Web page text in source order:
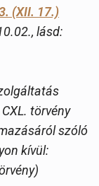
(XII. 17.)
lásd:
törvény
szóló
kívül: